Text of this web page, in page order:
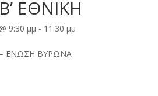
ΕΘΝΙΚΗ
9:30 μμ - 11:30 μμ
ΕΝΩΣΗ ΒΥΡΩΝΑ